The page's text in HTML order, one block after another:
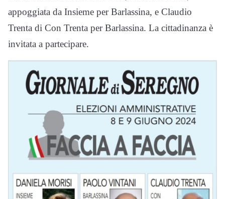
appoggiata da Insieme per Barlassina, e Claudio
Trenta di Con Trenta per Barlassina. La cittadinanza è
invitata a partecipare.